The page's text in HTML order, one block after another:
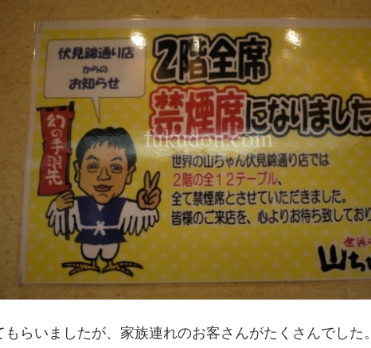
らいましたが、家族連れのお客さんがたくさんでした。